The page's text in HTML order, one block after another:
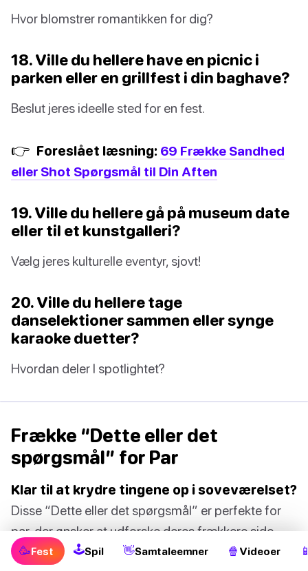
Hvor blomstrer romantikken for dig?
18. Ville du hellere have en picnic i
parken eller en grillfest i din baghave?
Beslut jeres ideelle sted for en fest.
👉 Foreslået læsning: 69 Frække Sandhed
eller Shot Spørgsmål til Din Aften
19. Ville du hellere gå på museum date
eller til et kunstgalleri?
Vælg jeres kulturelle eventyr, sjovt!
20. Ville du hellere tage
danselektioner sammen eller synge
karaoke duetter?
Hvordan deler I spotlightet?
Frække “Dette eller det
spørgsmål” for Par
Klar til at krydre tingene op i soveværelset?
Disse “Dette eller det spørgsmål” er perfekte for
par, der ønsker at udforske deres frækkere side.
🥳Fest 🕹Spil 👋Samtaleemner 🍿 Videoer